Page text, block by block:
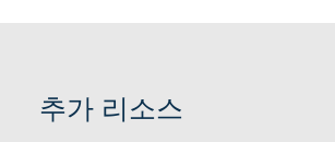
추가 리소스